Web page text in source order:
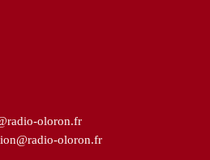
oloron.fr
oloron.fr